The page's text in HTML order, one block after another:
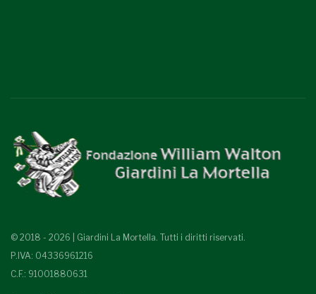
© 2018 - 2026 | Giardini La Mortella. Tutti i diritti riservati.
P.IVA: 04336961216
C.F.: 91001880631